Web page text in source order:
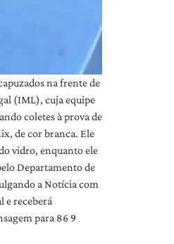
na frente de
(IML), cuja equipe
coletes à prova de
de cor branca. Ele
vidro, enquanto ele
Departamento de
a Notícia com
e receberá
para 86 9